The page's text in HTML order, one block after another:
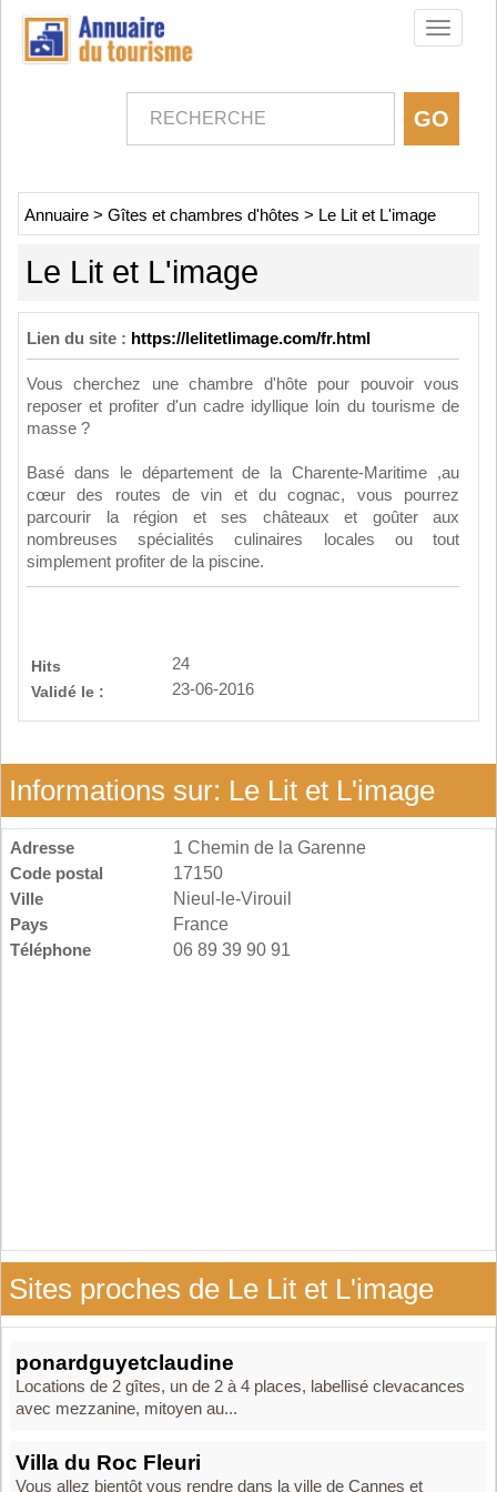
Toggle
Annuaire > Gîtes et chambres d'hôtes > Le Lit et L'image
Le Lit et L'image
Lien du site : https://lelitetlimage.com/fr.html
Vous cherchez une chambre d'hôte pour pouvoir vous
reposer et profiter d'un cadre idyllique loin du tourisme de
masse ?
Basé dans le département de la Charente-Maritime ,au
cœur des routes de vin et du cognac, vous pourrez
parcourir la région et ses châteaux et goûter aux
nombreuses spécialités culinaires locales ou tout
simplement profiter de la piscine.
Hits
24
Validé le :
23-06-2016
Informations sur: Le Lit et L'image
Adresse
1 Chemin de la Garenne
Code postal
17150
Ville
Nieul-le-Virouil
Pays
France
Téléphone
06 89 39 90 91
Sites proches de Le Lit et L'image
ponardguyetclaudine
Locations de 2 gîtes, un de 2 à 4 places, labellisé clevacances
avec mezzanine, mitoyen au...
Villa du Roc Fleuri
Vous allez bientôt vous rendre dans la ville de Cannes et